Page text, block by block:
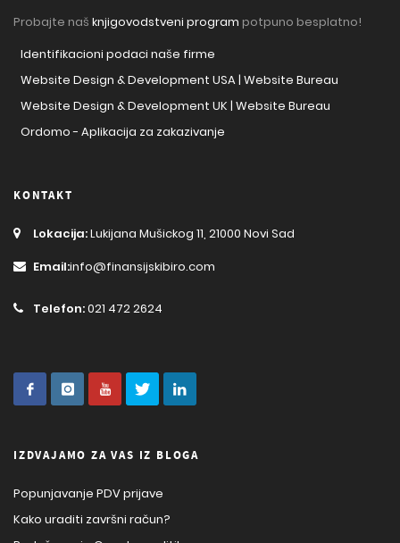
Probajte naš knjigovodstveni program potpuno besplatno!
Identifikacioni podaci naše firme
Website Design & Development USA | Website Bureau
Website Design & Development UK | Website Bureau
Ordomo - Aplikacija za zakazivanje
KONTAKT
Lokacija:Lukijana Mušickog 11, 21000 Novi Sad
Email:info@finansijskibiro.com
Telefon:021 472 2624
IZDVAJAMO ZA VAS IZ BLOGA
Popunjavanje PDV prijave
Kako uraditi završni račun?